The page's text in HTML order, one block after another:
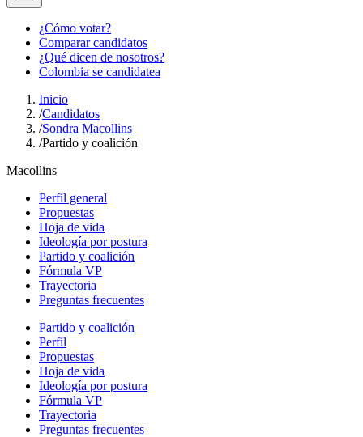
¿Cómo votar?
Comparar candidatos
¿Qué dicen de nosotros?
Colombia se candidatea
Inicio
/Candidatos
/Sondra Macollins
/Partido y coalición
Macollins
Perfil general
Propuestas
Hoja de vida
Ideología por postura
Partido y coalición
Fórmula VP
Trayectoria
Preguntas frecuentes
Partido y coalición
Perfil
Propuestas
Hoja de vida
Ideología por postura
Fórmula VP
Trayectoria
Preguntas frecuentes